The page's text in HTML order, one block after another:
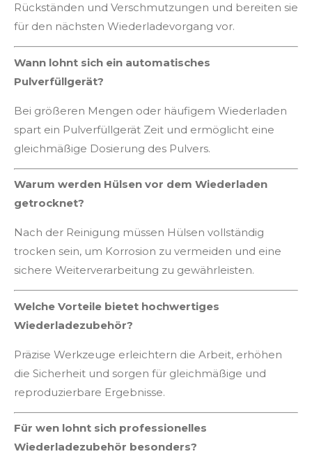
Rückständen und Verschmutzungen und bereiten sie
für den nächsten Wiederladevorgang vor.
Wann lohnt sich ein automatisches
Pulverfüllgerät?
Bei größeren Mengen oder häufigem Wiederladen
spart ein Pulverfüllgerät Zeit und ermöglicht eine
gleichmäßige Dosierung des Pulvers.
Warum werden Hülsen vor dem Wiederladen
getrocknet?
Nach der Reinigung müssen Hülsen vollständig
trocken sein, um Korrosion zu vermeiden und eine
sichere Weiterverarbeitung zu gewährleisten.
Welche Vorteile bietet hochwertiges
Wiederladezubehör?
Präzise Werkzeuge erleichtern die Arbeit, erhöhen
die Sicherheit und sorgen für gleichmäßige und
reproduzierbare Ergebnisse.
Für wen lohnt sich professionelles
Wiederladezubehör besonders?